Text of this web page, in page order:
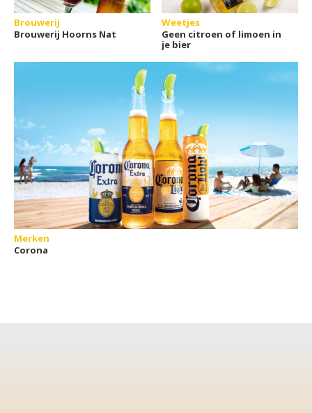
Brouwerij
Brouwerij Hoorns Nat
Weetjes
Geen citroen of limoen in
je bier
Merken
Corona